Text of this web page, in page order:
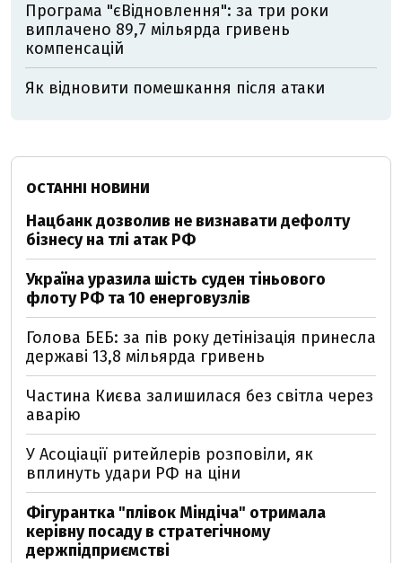
Програма "єВідновлення": за три роки
виплачено 89,7 мільярда гривень
компенсацій
Як відновити помешкання після атаки
ОСТАННІ НОВИНИ
Нацбанк дозволив не визнавати дефолту
бізнесу на тлі атак РФ
Україна уразила шість суден тіньового
флоту РФ та 10 енерговузлів
Голова БЕБ: за пів року детінізація принесла
державі 13,8 мільярда гривень
Частина Києва залишилася без світла через
аварію
У Асоціації ритейлерів розповіли, як
вплинуть удари РФ на ціни
Фігурантка "плівок Міндіча" отримала
керівну посаду в стратегічному
держпідприємстві